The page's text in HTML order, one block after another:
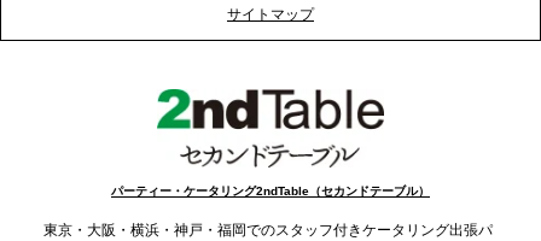
事提供を実施へ
TBS「Nスタ」で、2ndTable「1DISH」が紹介され
ました
サイトマップ
パーティー・ケータリング2ndTable（セカンドテーブル）
東京・大阪・横浜・神戸・福岡でのスタッフ付きケータリング出張パ